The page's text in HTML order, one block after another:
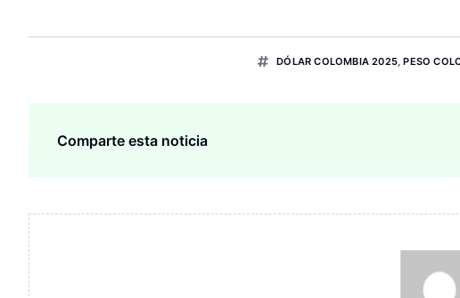
DÓLAR COLOMBIA 2025,PESO
Comparte esta noticia